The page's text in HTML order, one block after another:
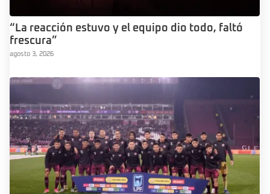
“La reacción estuvo y el equipo dio todo, faltó
frescura”
agosto 3, 2026